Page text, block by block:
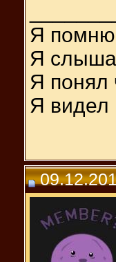
Я помню
Я
Я понял
Я видел